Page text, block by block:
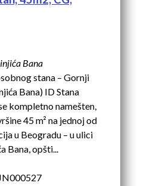
Bana
stana – Gornji
Bana) ID Stana
kompletno namešten,
45 m² na jednoj od
u Beogradu – u ulici
Bana, opšti...